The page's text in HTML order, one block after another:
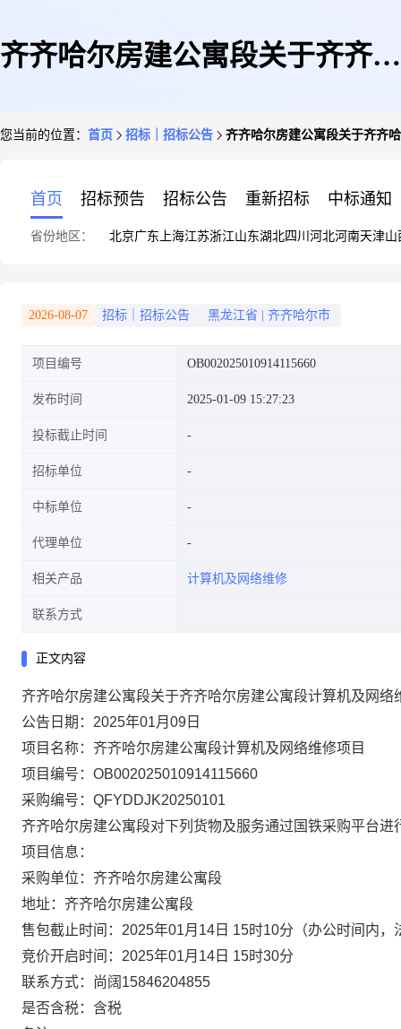
齐齐哈尔房建公寓段关于齐齐哈
您当前的位置： 首页 招标｜招标公告 齐齐哈尔房建公寓段关于齐齐
首页 招标预告 招标公告 重新招标 中标通知
省份地区： 北京广东 上海江苏浙江山东湖北四川 河北河南天津山
2026-08-07 招标｜招标公告 黑龙江省 齐齐哈尔市
项目编号 OB002025010914115660
发布时间 2025-01-09 15:27:23
投标截止时间
招标单位
中标单位
代理单位
相关产品 计算机及网络维修
联系方式
正文内容
齐齐哈尔房建公寓段关于齐齐哈尔房建公寓段计算机及网络
公告日期： 2025年01月09日
项目名称： 齐齐哈尔房建公寓段计算机及网络维修项目
项目编号： OB002025010914115660
采购编号： QFYDDJK20250101
齐齐哈尔房建公寓段对下列货物及服务通过国铁采购平台
项目信息：
采购单位：齐齐哈尔房建公寓段
地址：齐齐哈尔房建公寓段
售包截止时间： 2025年01月14日 15时10分 （办公时间内
竞价开启时间： 2025年01月14日 15时30分
联系方式：尚阔15846204855
是否含税：含税